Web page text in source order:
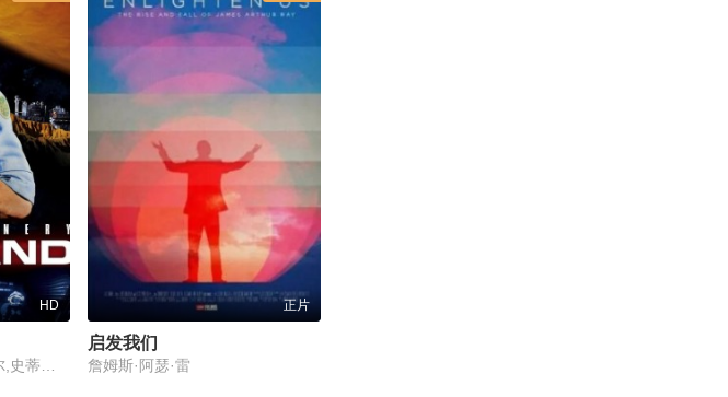
HD 正片
启发我们
詹姆斯·阿瑟·雷